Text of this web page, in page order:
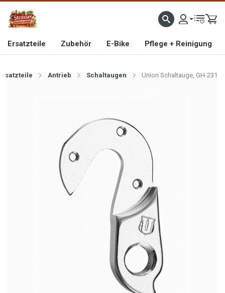
IMPORTEUR VON HOCHWERTIGEN FAHRRAD- UND MOFAERSATZTEILEN SEIT 1993
Ersatzteile Zubehör E-Bike Pflege + Reinigung
Antrieb Schaltaugen Union Schaltauge, GH-231